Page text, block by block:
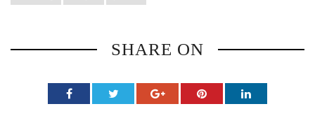
SHARE ON